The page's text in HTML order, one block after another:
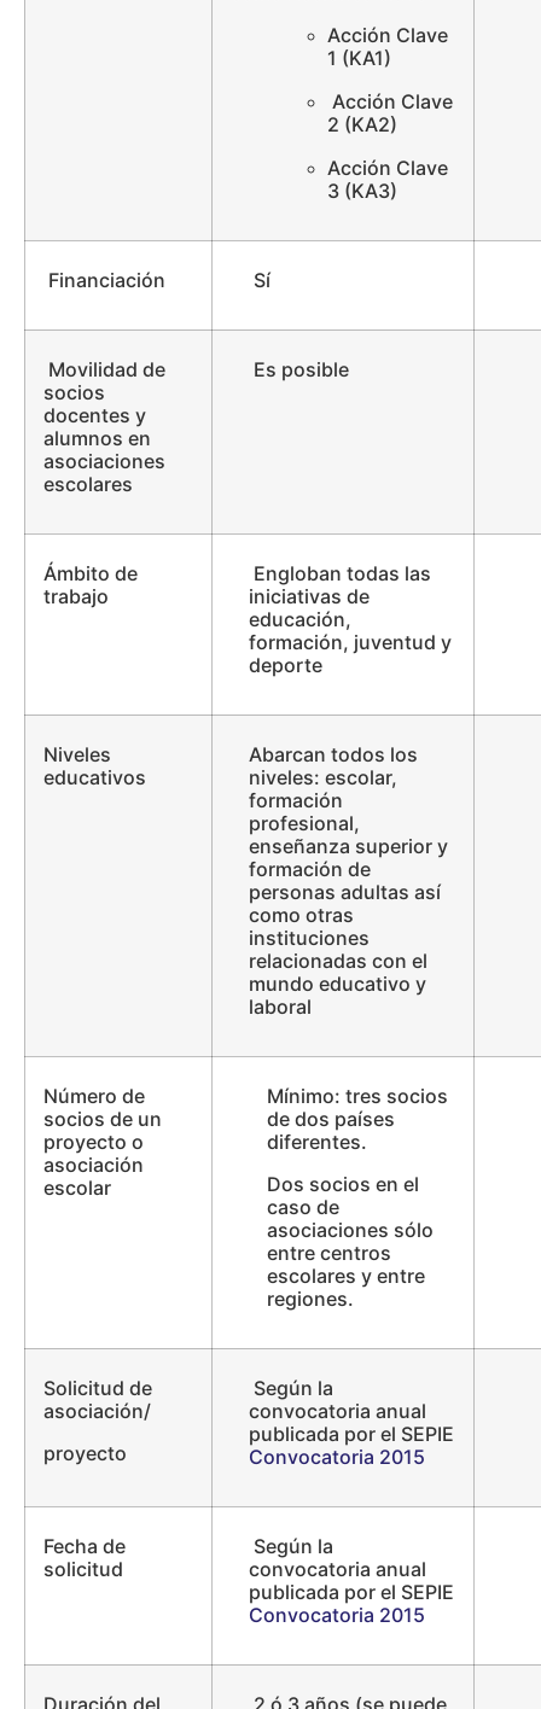
Acción Clave
1 (KA1)
Acción Clave
2 (KA2)
Acción Clave
3 (KA3)
Financiación Sí
Movilidad de
socios
docentes y
alumnos en
asociaciones
escolares
Es posible
Ámbito de
trabajo
Engloban todas las
iniciativas de
educación,
formación, juventud y
deporte
Niveles
educativos
Abarcan todos los
niveles: escolar,
formación
profesional,
enseñanza superior y
formación de
personas adultas así
como otras
instituciones
relacionadas con el
mundo educativo y
laboral
Número de
socios de un
proyecto o
asociación
escolar
Mínimo: tres socios
de dos países
diferentes.
Dos socios en el
caso de
asociaciones sólo
entre centros
escolares y entre
regiones.
Solicitud de
asociación/
proyecto
Según la
convocatoria anual
publicada por el SEPIE
Convocatoria 2015
Fecha de
solicitud
Según la
convocatoria anual
publicada por el SEPIE
Convocatoria 2015